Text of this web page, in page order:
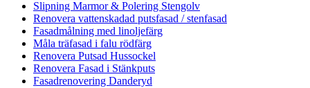
Slipning Marmor & Polering Stengolv
Renovera vattenskadad putsfasad / stenfasad
Fasadmålning med linoljefärg
Måla träfasad i falu rödfärg
Renovera Putsad Hussockel
Renovera Fasad i Stänkputs
Fasadrenovering Danderyd